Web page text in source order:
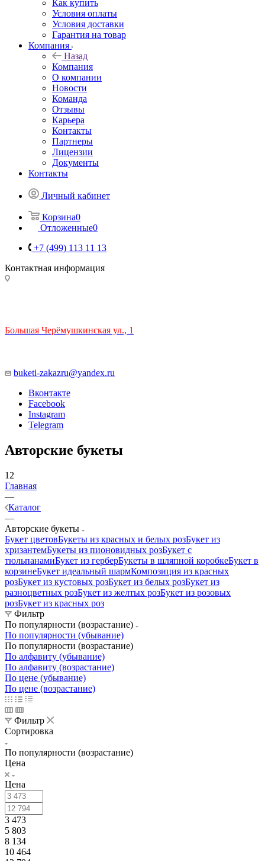
Как купить
Условия оплаты
Условия доставки
Гарантия на товар
Компания
Назад
Компания
О компании
Новости
Команда
Отзывы
Карьера
Контакты
Партнеры
Лицензии
Документы
Контакты
Личный кабинет
Корзина0
Отложенные0
+7 (499) 113 11 13
Контактная информация
Большая Черёмушкинская ул., 1
buketi-zakazru@yandex.ru
Вконтакте
Facebook
Instagram
Telegram
Авторские букеты
12
Главная
—
Каталог
—
Авторские букеты
Букет цветовБукеты из красных и белых розБукет из
хризантемБукеты из пионовидных розБукет с
тюльпанамиБукет из герберБукеты в шляпной коробкеБукет в
корзинеБукет идеальный шармКомпозиция из красных
розБукет из кустовых розБукет из белых розБукет из
разноцветных розБукет из желтых розБукет из розовых
розБукет из красных роз
Фильтр
По популярности (возрастание)
По популярности (убывание)
По популярности (возрастание)
По алфавиту (убывание)
По алфавиту (возрастание)
По цене (убывание)
По цене (возрастание)
Фильтр
Сортировка
По популярности (возрастание)
Цена
Цена
3 473
5 803
8 134
10 464